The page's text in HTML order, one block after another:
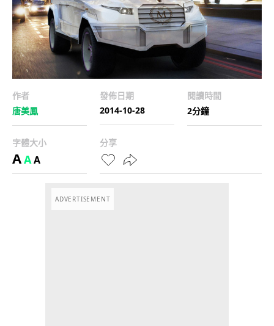
作者
唐美鳳
發佈日期
2014-10-28
閱讀時間
2分鐘
字體大小
AAA
分享
ADVERTISEMENT